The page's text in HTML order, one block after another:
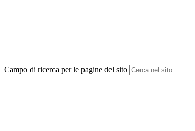
Campo di ricerca per le pagine del sito